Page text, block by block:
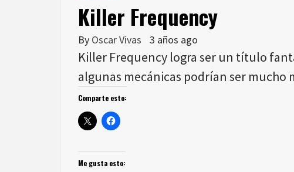
Killer Frequency
By Oscar Vivas 3 años ago
Killer Frequency logra ser un título
algunas mecánicas podrían ser mucho
Comparte esto:
Me gusta esto: